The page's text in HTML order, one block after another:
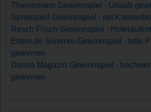
Thienemann Gewinnspiel - Urlaub
Spreequell Gewinnspiel - mit
Resch Frisch Gewinnspiel -
Eltern.de Sommer-Gewinnspiel - tolle
gewinnen
Donna Magazin Gewinnspiel -
gewinnen